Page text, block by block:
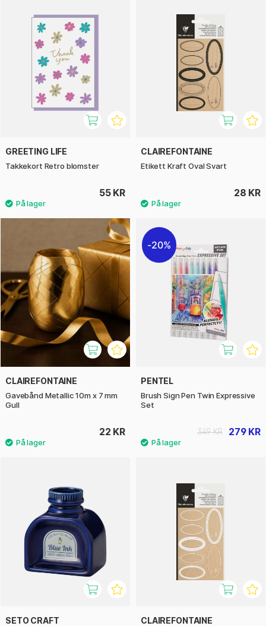
GREETING LIFE
Takkekort Retro blomster
55 KR
CLAIREFONTAINE
Etikett Kraft Oval Svart
28 KR
CLAIREFONTAINE
Gavebånd Metallic 10m x 7 mm
Gull
22 KR
20%
PENTEL
Brush Sign Pen Twin Expressive
Set
279 KR
349 KR
SETO CRAFT CLAIREFONTAINE